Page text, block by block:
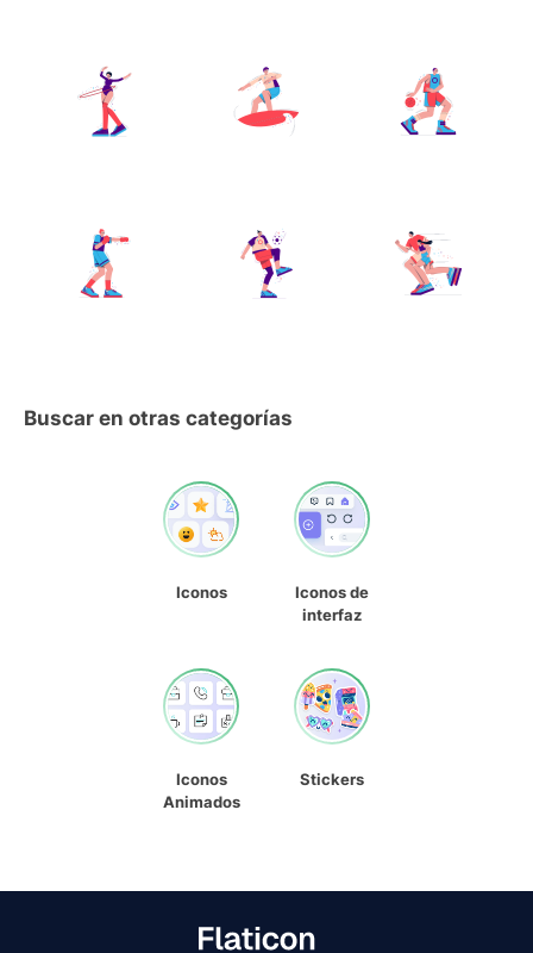
Buscar en otras categorías
Iconos
Iconos de
interfaz
Iconos
Animados
Stickers